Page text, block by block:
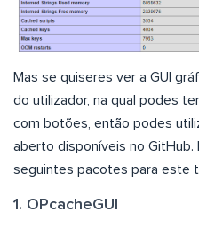
Mas se quiseres ver a GUI
do utilizador, na qual podes
com botões, então podes
aberto disponíveis no GitHub.
seguintes pacotes para este
1. OPcacheGUI